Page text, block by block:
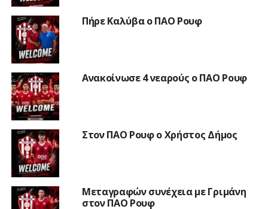
Πήρε Καλύβα ο ΠΑΟ Ρουφ
Ανακοίνωσε 4 νεαρούς ο ΠΑΟ Ρουφ
Στον ΠΑΟ Ρουφ ο Χρήστος Δήμος
Μεταγραφών συνέχεια με Γριμάνη
στον ΠΑΟ Ρουφ